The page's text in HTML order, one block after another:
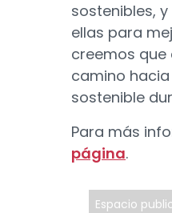
sostenibles,
ellas para
creemos
camino
sostenible
Para más
página.
Espacio